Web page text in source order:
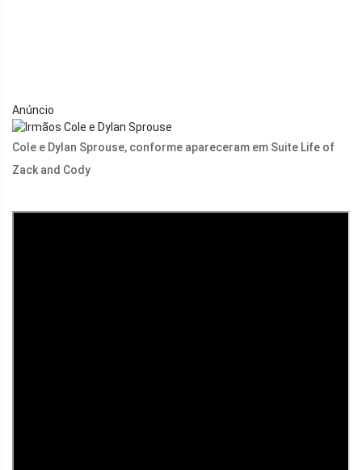
Anúncio
Cole e Dylan Sprouse, conforme apareceram em Suite Life of
Zack and Cody